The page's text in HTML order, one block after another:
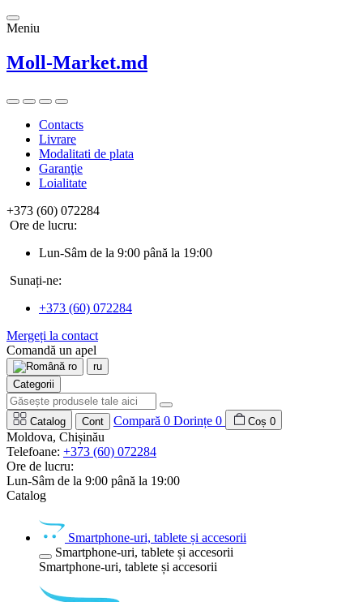
Meniu
Moll-Market.md
Contacts
Livrare
Modalitati de plata
Garanţie
Loialitate
+373 (60) 072284
Ore de lucru:
Lun-Sâm de la 9:00 până la 19:00
Sunați-ne:
+373 (60) 072284
Mergeți la contact
Comandă un apel
ro
ru
Categorii
Catalog Cont Compară 0 Dorințe 0 Coș 0
Moldova, Chișinău
Telefoane: +373 (60) 072284
Ore de lucru:
Lun-Sâm de la 9:00 până la 19:00
Catalog
Smartphone-uri, tablete și accesorii
Smartphone-uri, tablete și accesorii
Smartphone-uri, tablete și accesorii